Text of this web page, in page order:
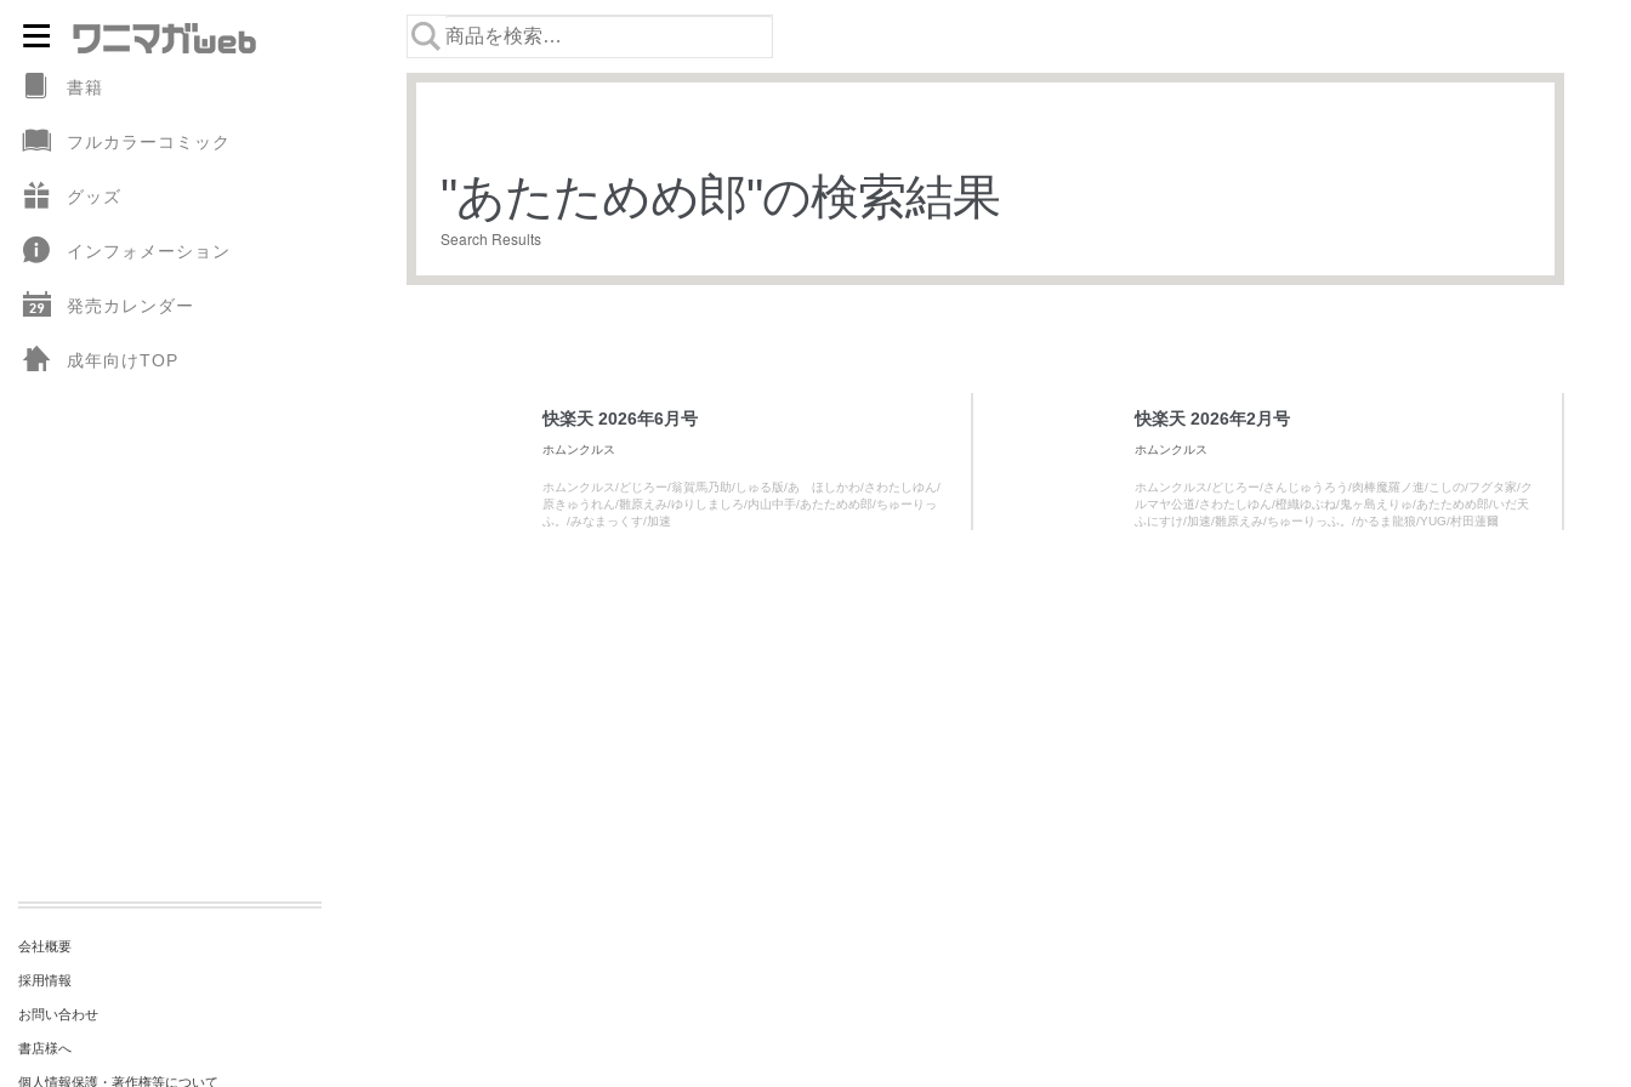
ナ
ー
シ
ン
へ
ス
キ
コ
ン
ツ
ス
キ
ッ
プ
"あたためめ郎"の検索結果
Search Results
快楽天 2026年6月号
ホムンクルス
ホムンクルス/どじろー/翁賀馬乃助/しゅる版/あゝほしかわ/さわたしゆん/
原きゅうれん/雛原えみ/ゆりしましろ/内山中手/あたためめ郎/ちゅーりっ
ふ。/みなまっくす/加速
快楽天 2026年2月号
ホムンクルス
ホムンクルス/どじろー/さんじゅうろう/肉棒魔羅ノ進/こしの/フグタ家/ク
ルマヤ公道/さわたしゆん/橙織ゆぶね/鬼ヶ島えりゅ/あたためめ郎/いだ天
ふにすけ/加速/雛原えみ/ちゅーりっふ。/かるま龍狼/YUG/村田蓮爾
書籍
フルカラーコミック
グッズ
インフォメーション
発売カレンダー
成年向けTOP
会社概要
採用情報
お問い合わせ
書店様へ
個人情報保護・著作権等について